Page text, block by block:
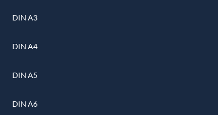
DIN A3
DIN A4
DIN A5
DIN A6